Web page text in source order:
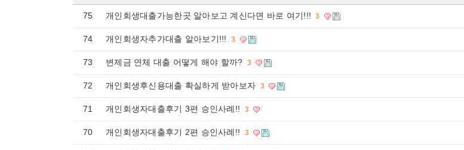
75 개인회생대출가능한곳 알아보고 계신다면 바로 여기!!! 3
74 개인회생자추가대출 알아보기!!! 3
73 변제금 연체 대출 어떻게 해야 할까? 3
72 개인회생후신용대출 확실하게 받아보자 3
71 개인회생자대출후기 3편 승인사례!! 3
70 개인회생자대출후기 2편 승인사례!! 3